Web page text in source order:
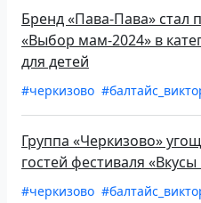
Бренд «Пава-Пава» стал
«Выбор мам-2024» в
для детей
#черкизово
Группа «Черкизово»
гостей фестиваля
#черкизово